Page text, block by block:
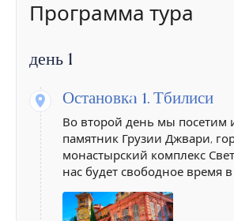
Программа тура
день 1
Остановкa 1. Тбилиси
Во второй день мы посетим
памятник Грузии Джвари,
монастырский комплекс
нас будет свободное время в